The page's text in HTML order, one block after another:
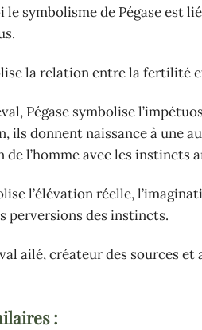
le symbolisme de Pégase est
la relation entre la fertilité
Pégase symbolise
ils donnent naissance à une
l’homme avec les instincts
l’élévation réelle,
perversions des instincts.
ailé, créateur des sources
: